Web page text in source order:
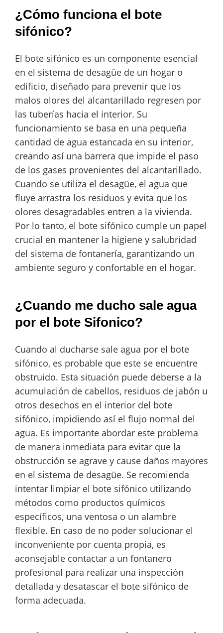
¿Cómo funciona el bote
sifónico?
El bote sifónico es un componente esencial
en el sistema de desagüe de un hogar o
edificio, diseñado para prevenir que los
malos olores del alcantarillado regresen por
las tuberías hacia el interior. Su
funcionamiento se basa en una pequeña
cantidad de agua estancada en su interior,
creando así una barrera que impide el paso
de los gases provenientes del alcantarillado.
Cuando se utiliza el desagüe, el agua que
fluye arrastra los residuos y evita que los
olores desagradables entren a la vivienda.
Por lo tanto, el bote sifónico cumple un papel
crucial en mantener la higiene y salubridad
del sistema de fontanería, garantizando un
ambiente seguro y confortable en el hogar.
¿Cuando me ducho sale agua
por el bote Sifonico?
Cuando al ducharse sale agua por el bote
sifónico, es probable que este se encuentre
obstruido. Esta situación puede deberse a la
acumulación de cabellos, residuos de jabón u
otros desechos en el interior del bote
sifónico, impidiendo así el flujo normal del
agua. Es importante abordar este problema
de manera inmediata para evitar que la
obstrucción se agrave y cause daños mayores
en el sistema de desagüe. Se recomienda
intentar limpiar el bote sifónico utilizando
métodos como productos químicos
específicos, una ventosa o un alambre
flexible. En caso de no poder solucionar el
inconveniente por cuenta propia, es
aconsejable contactar a un fontanero
profesional para realizar una inspección
detallada y desatascar el bote sifónico de
forma adecuada.